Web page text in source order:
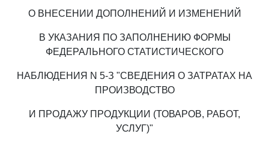
О ВНЕСЕНИИ ДОПОЛНЕНИЙ И ИЗМЕНЕНИЙ
В УКАЗАНИЯ ПО ЗАПОЛНЕНИЮ ФОРМЫ
ФЕДЕРАЛЬНОГО СТАТИСТИЧЕСКОГО
НАБЛЮДЕНИЯ N 5-З "СВЕДЕНИЯ О ЗАТРАТАХ НА
ПРОИЗВОДСТВО
И ПРОДАЖУ ПРОДУКЦИИ (ТОВАРОВ, РАБОТ,
УСЛУГ)"